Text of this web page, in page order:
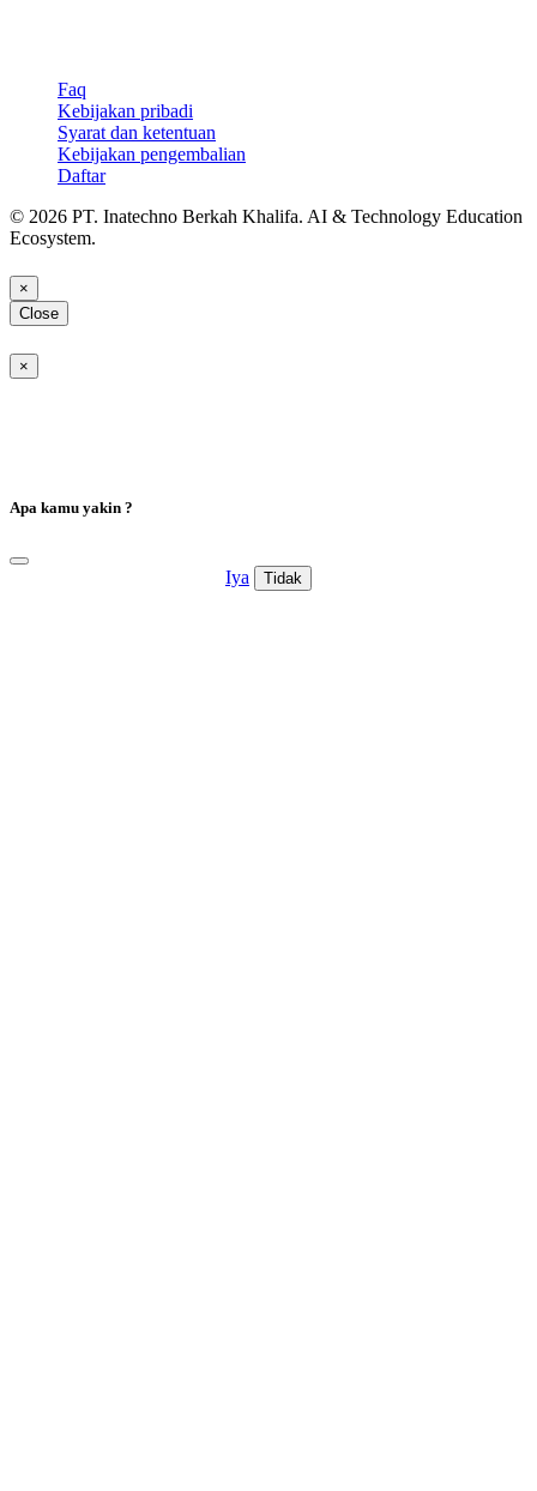
Faq
Kebijakan pribadi
Syarat dan ketentuan
Kebijakan pengembalian
Daftar
© 2026 PT. Inatechno Berkah Khalifa. AI & Technology Education
Ecosystem.
×
Close
×
Apa kamu yakin ?
Iya Tidak